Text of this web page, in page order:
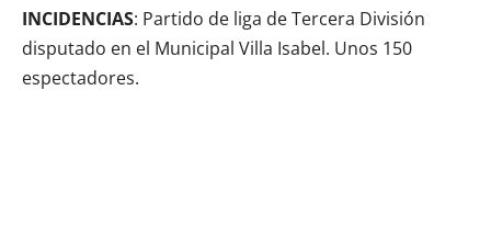
INCIDENCIAS: Partido de liga de Tercera División
disputado en el Municipal Villa Isabel. Unos 150
espectadores.